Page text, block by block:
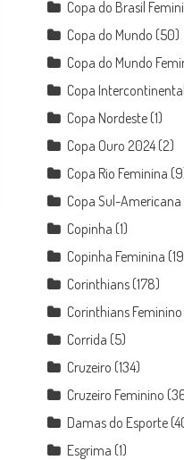
Copa do Brasil
Copa do Mundo (50)
Copa do Mundo
Copa Intercontinental
Copa Nordeste (1)
Copa Ouro 2024(2)
Copa Rio Feminina
Copa Sul-Americana
Copinha (1)
Copinha Feminina
Corinthians (178)
Corinthians Feminino
Corrida (5)
Cruzeiro (134)
Cruzeiro Feminino
Damas do Esporte
Esgrima (1)